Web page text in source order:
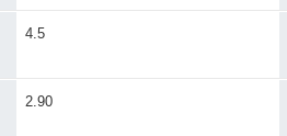
4.5
2.90